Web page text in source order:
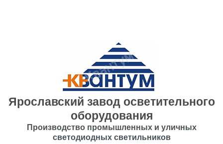
Ярославский завод осветительного
оборудования
Производство промышленных и уличных
светодиодных светильников